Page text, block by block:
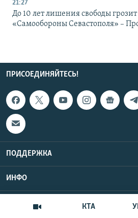
КТА
21:27
До 10 лет лишения свободы
«Самообороны Севастополя» –
ПРИСОЕДИНЯЙТЕСЬ!
ПОДДЕРЖКА
ИНФО
Copyright Крым.Реалии,
UTC+3